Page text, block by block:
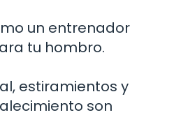
un entrenador
tu hombro.
estiramientos y
son